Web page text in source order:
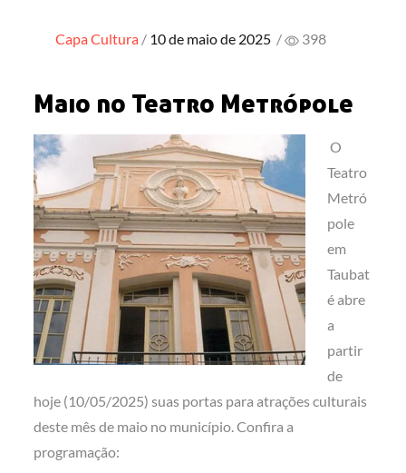
CapaCultura Posted
10 de maio de 2025 / 398
Maio no Teatro Metrópole
O
Teatro
Metró
pole
em
Taubat
é abre
a
partir
de
hoje (10/05/2025) suas portas para atrações culturais
deste mês de maio no município.Confira a
programação: